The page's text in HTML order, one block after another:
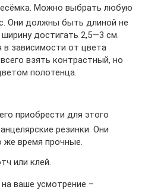
Можно выбрать любую
Они должны быть длиной не
достигать 2,5—3 см.
в зависимости от цвета
взять контрастный, но
полотенца.
приобрести для этого
резинки. Они
же время прочные.
или клей.
ваше усмотрение –